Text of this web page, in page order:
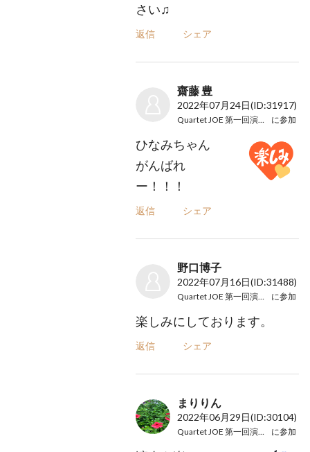
さい♫
返信 シェア
齋藤 豊
2022年07月24日(ID:31917)
Quartet JOE 第一回演奏会 に参加
ひなみちゃん
がんばれ
ー！！！
返信 シェア
野口博子
2022年07月16日(ID:31488)
Quartet JOE 第一回演奏会 に参加
楽しみにしております。
返信 シェア
まりりん
2022年06月29日(ID:30104)
Quartet JOE 第一回演奏会 に参加